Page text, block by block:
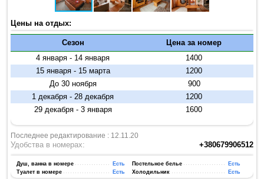
Цены на отдых:
Сезон
Цена за номер
4 января - 14 января
1400
15 января - 15 марта
1200
До 30 ноября
900
1 декабря - 28 декабря
1200
29 декабря - 3 января
1600
Последнее редактирование : 12.11.20
+380679906512
Удобства в номерах:
Душ, ванна в номере Есть Постельное белье
Есть
Туалет в номере
Есть Холодильник Есть